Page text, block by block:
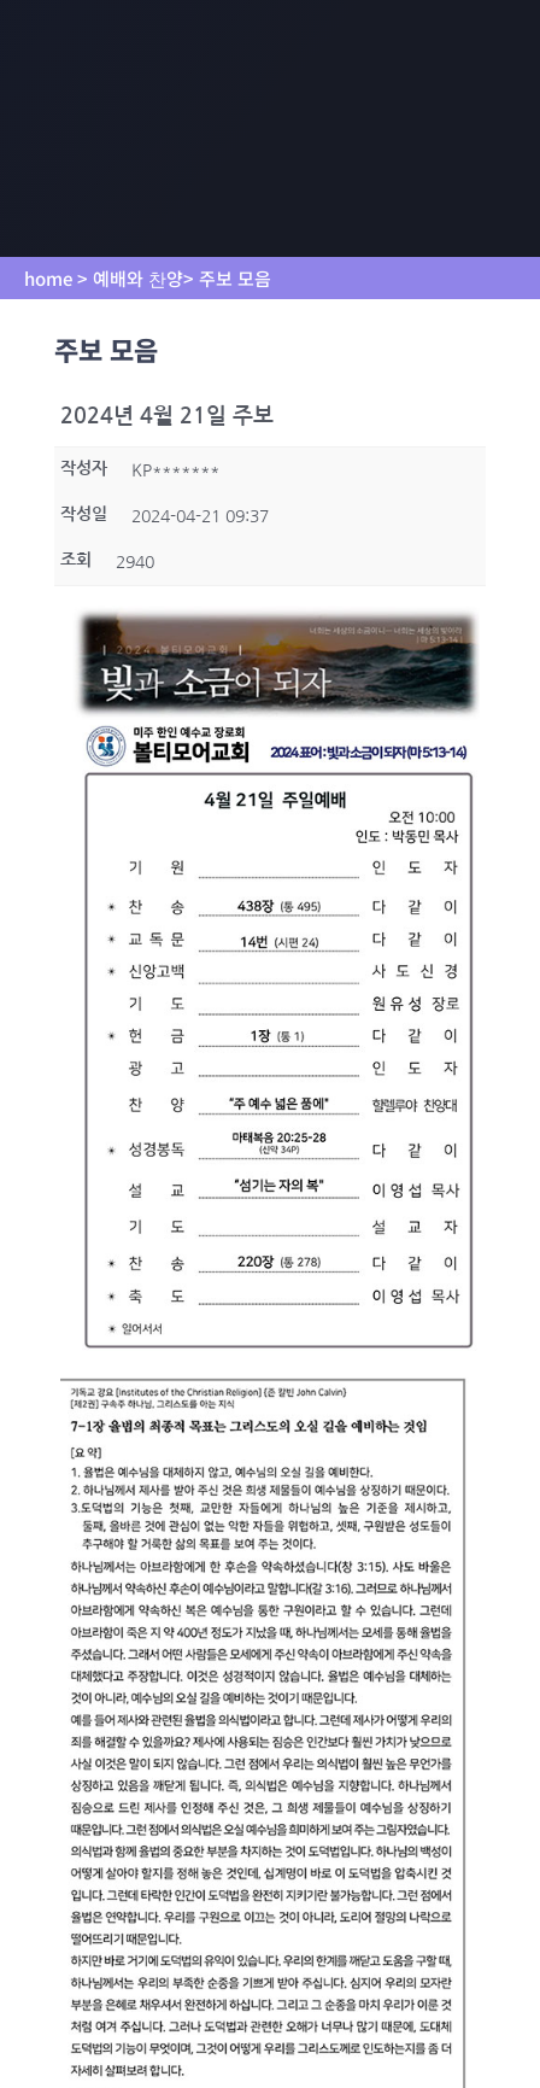
home > 예배와 찬양> 주보 모음
주보 모음
2024년 4월 21일 주보
작성자 KP*******
작성일 2024-04-21 09:37
조회 2940